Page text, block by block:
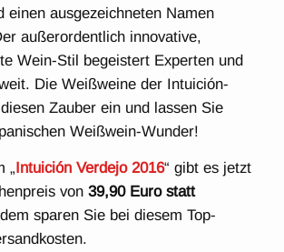
einen ausgezeichneten Namen
außerordentlich innovative,
Wein-Stil begeistert Experten und
Die Weißweine der Intuición-
Zauber ein und lassen Sie
Weißwein-Wunder!
„Intuición Verdejo 2016“ gibt es jetzt
von39,90 Euro statt
sparen Sie bei diesem Top-